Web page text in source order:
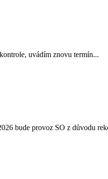
uvádím znovu termín...
bude provoz SO z důvodu